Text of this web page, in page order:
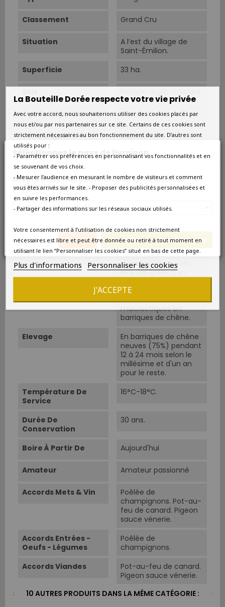
Sélectionnez le pays de livraison
Nos prix et les frais peuvent varier en fonction du
pays/de la région de livraison.
France métropolitaine
Annuler Enregistrer les modifications
Classement Grand Cru
Situation
A l’est du village de
Saint-Émilion.
Superficie
33 ha.
Âge Du Vignoble 45 ans.
Vendanges Manuelles.
Rendements
Densité de plantation :
ha.
Cépage Dominant
franc et Cabernet-
Vinification
Fermentation
alcoolique en cuves
inox équipées d'un
thermorégulation.
Fermentations
malolactiques en
barriques de chêne.
Elevage
En barriques de chêne
neuves (75%) pendant
12 à 24 mois selon le
millésime et d'un an
pour le reste.
Température De
Service
16°C-18°C.
Durée De
Conservation
30 ans.
Boire À Partir De Aujourd'hui
Amateur Amateur passionné
Accords Mets & Vin
Poêlée de
champignons. Pot-au-
feu de canard. Pigeon
sauce vénerie.
Accords Entrées -
Oeufs - Légumes
Poêlée de
champignons.
Accords Viandes
Pot-au-feu de canard.
Pigeon sauce vénerie.
10 AUTRES PRODUITS DANS LA MÊME CATÉGORIE :
La Bouteille Dorée respecte votre vie privée
Avec votre accord, nous souhaiterions utiliser des cookies placés par
nous et/ou par nos partenaires sur ce site. Certains de ces cookies sont
strictement nécessaires au bon fonctionnement du site. D’autres sont
utilisés pour :
- Paramétrer vos préférences en personnalisant vos fonctionnalités et en
se souvenant de vos choix.
- Mesurer l’audience en mesurant le nombre de visiteurs et comment
vous êtes arrivés sur le site. - Proposer des publicités personnalisées et
en suivre les performances.
- Partager des informations sur les réseaux sociaux utilisés.
Votre consentement à l’utilisation de cookies non strictement
nécessaires est libre et peut être donnée ou retiré à tout moment en
utilisant le lien “Personnaliser les cookies” situé en bas de cette page.
Plus d'informations Personnaliser les cookies
J'ACCEPTE